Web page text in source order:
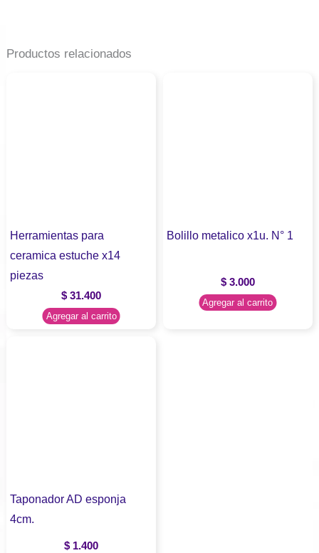
Productos relacionados
Herramientas para
ceramica estuche x14
piezas
$ 31.400
Agregar al carrito
Bolillo metalico x1u. N° 1
$3.000
Agregar al carrito
Taponador AD esponja
4cm.
$ 1.400